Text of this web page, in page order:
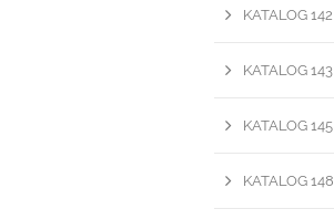
KATALOG 142
KATALOG 143
KATALOG 145
KATALOG 148